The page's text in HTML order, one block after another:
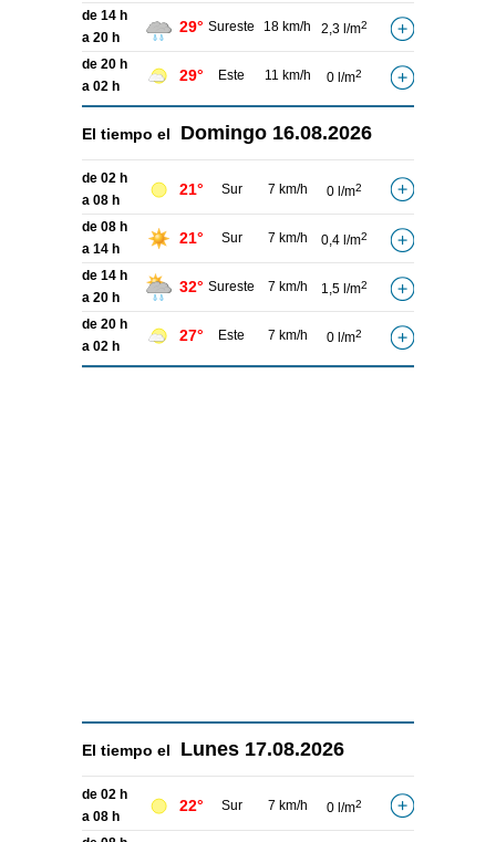
de 14 h
a 20 h
29° Sureste 18 km/h 2,3 l/m2
de 20 h
a 02 h
29° Este 11 km/h 0 l/m2
El tiempo el Domingo 16.08.2026
de 02 h
a 08 h
21° Sur 7 km/h 0 l/m2
de 08 h
a 14 h
21° Sur 7 km/h 0,4 l/m2
de 14 h
a 20 h
32° Sureste 7 km/h 1,5 l/m2
de 20 h
a 02 h
27° Este 7 km/h 0 l/m2
El tiempo el Lunes 17.08.2026
de 02 h
a 08 h
22° Sur 7 km/h 0 l/m2